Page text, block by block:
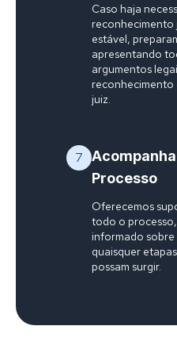
Caso haja
reconhecimento
estável,
apresentando
argumentos
reconhecimento
juiz.
7
Processo
Oferecemos
todo o
informado sobre
quaisquer
possam surgir.